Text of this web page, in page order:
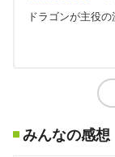
ドラゴンが主役
みんなの感想